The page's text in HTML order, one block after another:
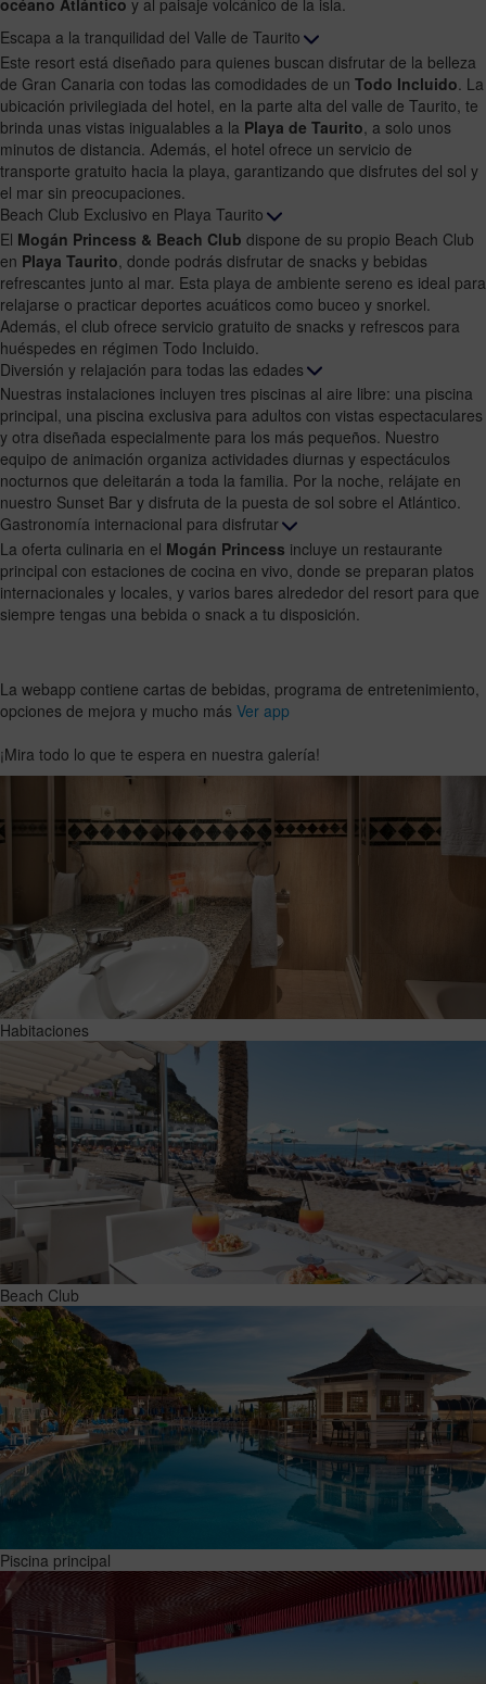
océano Atlántico y al paisaje volcánico de la isla.
Escapa a la tranquilidad del Valle de Taurito
Este resort está diseñado para quienes buscan disfrutar de la belleza
de Gran Canaria con todas las comodidades de un Todo Incluido . La
ubicación privilegiada del hotel, en la parte alta del valle de Taurito, te
brinda unas vistas inigualables a la Playa de Taurito , a solo unos
minutos de distancia. Además, el hotel ofrece un servicio de
transporte gratuito hacia la playa, garantizando que disfrutes del sol y
el mar sin preocupaciones.
Beach Club Exclusivo en Playa Taurito
El Mogán Princess & Beach Club dispone de su propio Beach Club
en Playa Taurito , donde podrás disfrutar de snacks y bebidas
refrescantes junto al mar. Esta playa de ambiente sereno es ideal para
relajarse o practicar deportes acuáticos como buceo y snorkel.
Además, el club ofrece servicio gratuito de snacks y refrescos para
huéspedes en régimen Todo Incluido.
Diversión y relajación para todas las edades
Nuestras instalaciones incluyen tres piscinas al aire libre: una piscina
principal, una piscina exclusiva para adultos con vistas espectaculares
y otra diseñada especialmente para los más pequeños. Nuestro
equipo de animación organiza actividades diurnas y espectáculos
nocturnos que deleitarán a toda la familia. Por la noche, relájate en
nuestro Sunset Bar y disfruta de la puesta de sol sobre el Atlántico.
Gastronomía internacional para disfrutar
La oferta culinaria en el Mogán Princess incluye un restaurante
principal con estaciones de cocina en vivo, donde se preparan platos
internacionales y locales, y varios bares alrededor del resort para que
siempre tengas una bebida o snack a tu disposición.
La webapp contiene cartas de bebidas, programa de entretenimiento,
opciones de mejora y mucho más Ver app
¡Mira todo lo que te espera en nuestra galería!
Habitaciones
Beach Club
Piscina principal